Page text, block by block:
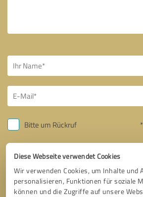
Diese Webseite verwendet Cookies
Wir verwenden Cookies, um Inhalte und
personalisieren, Funktionen für soziale
können und die Zugriffe auf unsere
Bitte um Rückruf
Nachricht senden
Ich stimme den